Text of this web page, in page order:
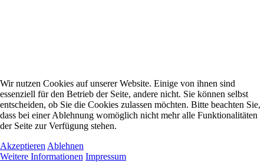
Wir nutzen Cookies auf unserer Website. Einige von ihnen sind
essenziell für den Betrieb der Seite, andere nicht. Sie können selbst
entscheiden, ob Sie die Cookies zulassen möchten. Bitte beachten Sie,
dass bei einer Ablehnung womöglich nicht mehr alle Funktionalitäten
der Seite zur Verfügung stehen.
Akzeptieren Ablehnen
Weitere Informationen Impressum